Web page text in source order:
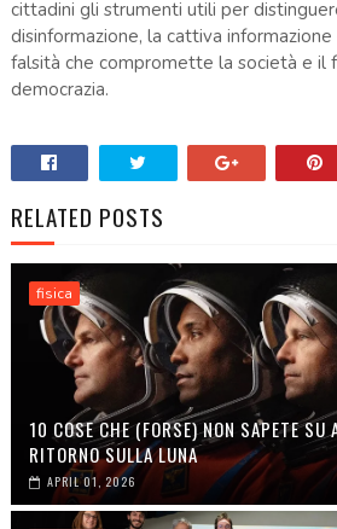
cittadini gli strumenti utili per
disinformazione, la cattiva
falsità che compromette la società e il
democrazia.
RELATED POSTS
fisica
10 COSE CHE (FORSE) NON SAPETE
RITORNO SULLA LUNA
APRIL 01, 2026